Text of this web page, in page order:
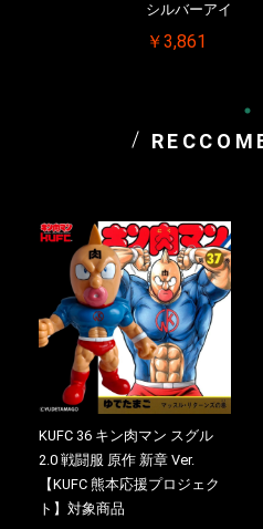
シルバーアイ
￥3,861
KUFC 36 キン肉マン スグル
2.0 戦闘服 原作 新章 Ver.
【KUFC 熊本応援プロジェク
ト】対象商品